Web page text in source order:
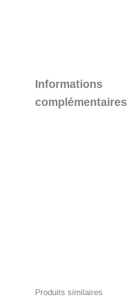
Informations
complémentaires
Produits similaires